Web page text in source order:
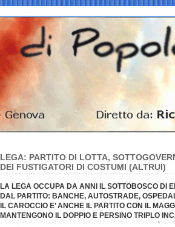
LEGA: PARTITO DI LOTTA,
DEI FUSTIGATORI DI COSTUMI (ALTRUI)
LA LEGA OCCUPA DA ANNI IL SOTTOBOSCO DI
DAL PARTITO: BANCHE, AUTOSTRADE,
IL CAROCCIO E’ ANCHE IL PARTITO CON IL
MANTENGONO IL DOPPIO E PERSINO TRIPLO